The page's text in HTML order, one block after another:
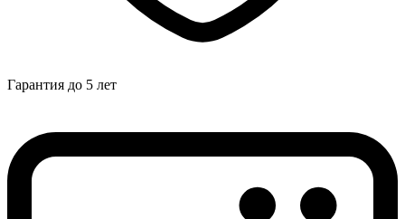
Гарантия до 5 лет